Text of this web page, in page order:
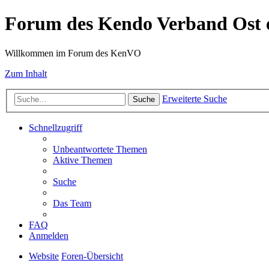
Forum des Kendo Verband Ost
Willkommen im Forum des KenVO
Zum Inhalt
Suche Erweiterte Suche
Schnellzugriff
Unbeantwortete Themen
Aktive Themen
Suche
Das Team
FAQ
Anmelden
Website Foren-Übersicht